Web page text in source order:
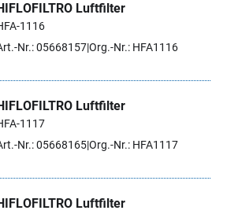
Luftfilter
1116
Nr.: 05668157Org.-Nr.: HFA1116
Luftfilter
1117
Nr.: 05668165Org.-Nr.: HFA1117
Luftfilter